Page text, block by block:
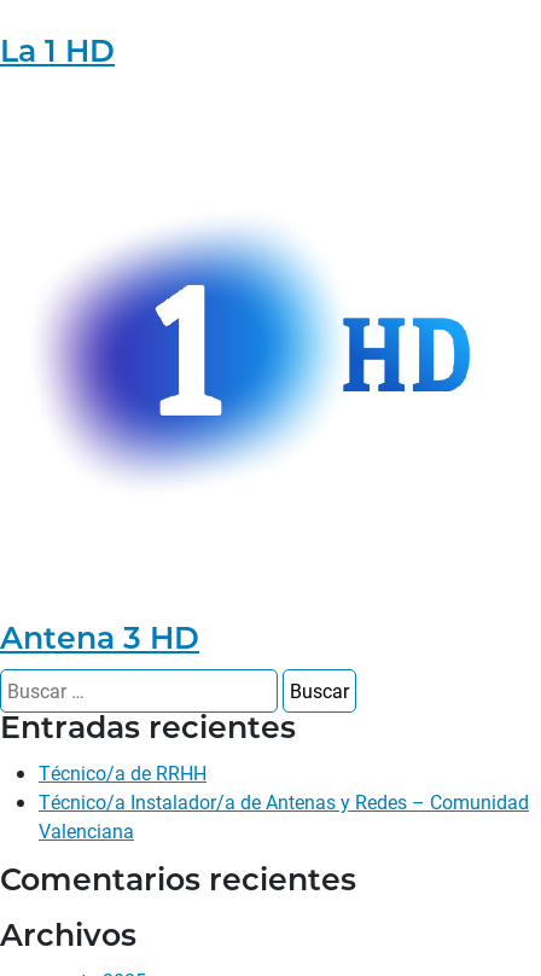
La 1 HD
Antena 3 HD
Entradas recientes
Técnico/a de RRHH
Técnico/a Instalador/a de Antenas y Redes – Comunidad
Valenciana
Comentarios recientes
Archivos